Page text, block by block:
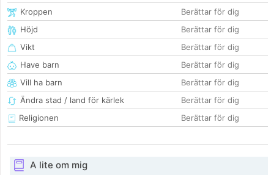
Kroppen
Berättar för dig
Höjd
Berättar för dig
Vikt
Berättar för dig
Have barn
Berättar för dig
Vill ha barn
Berättar för dig
Ändra stad / land för kärlek
Berättar för dig
Religionen
Berättar för dig
A lite om mig